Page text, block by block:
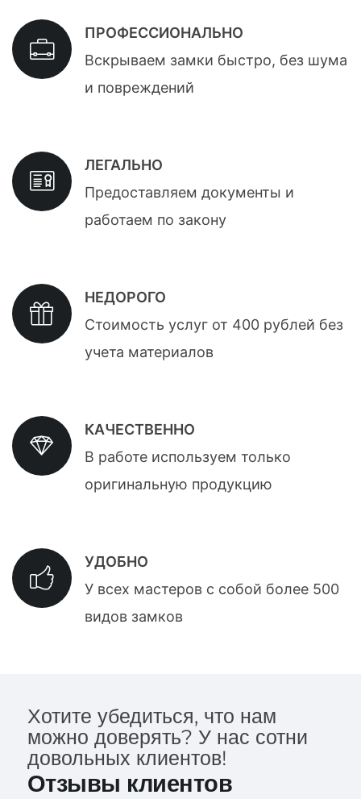
ПРОФЕССИОНАЛЬНО
Вскрываем замки быстро, без шума
и повреждений
ЛЕГАЛЬНО
Предоставляем документы и
работаем по закону
НЕДОРОГО
Стоимость услуг от 400 рублей без
учета материалов
КАЧЕСТВЕННО
В работе используем только
оригинальную продукцию
УДОБНО
У всех мастеров с собой более 500
видов замков
Хотите убедиться, что нам
можно доверять? У нас сотни
довольных клиентов!
Отзывы клиентов